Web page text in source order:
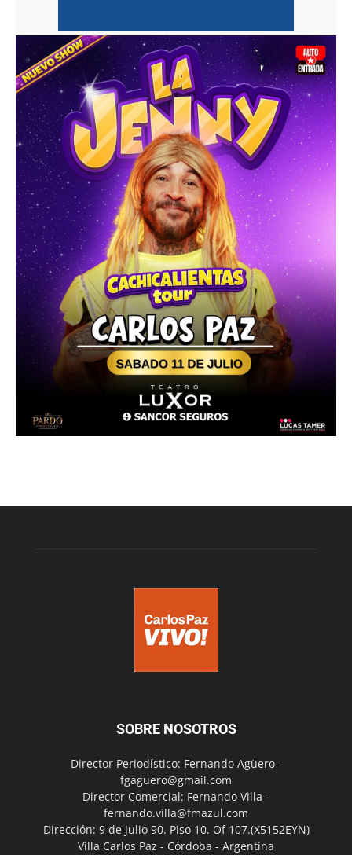
SOBRE NOSOTROS
Director Periodístico: Fernando Agüero -
fgaguero@gmail.com
Director Comercial: Fernando Villa -
fernando.villa@fmazul.com
Dirección: 9 de Julio 90. Piso 10. Of 107.(X5152EYN)
Villa Carlos Paz - Córdoba - Argentina